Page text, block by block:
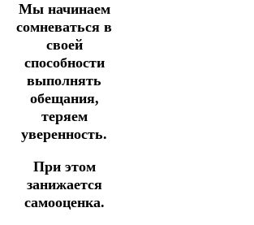
Мы начинаем
сомневаться в
своей
способности
выполнять
обещания,
теряем
уверенность.
При этом
занижается
самооценка.